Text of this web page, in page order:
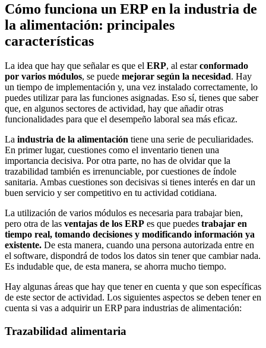
Cómo funciona un ERP en la industria de
la alimentación: principales
características
La idea que hay que señalar es que el ERP, al estarconformado
por varios módulos, se puede mejorar según la necesidad. Hay
un tiempo de implementación y, una vez instalado correctamente, lo
puedes utilizar para las funciones asignadas. Eso sí, tienes que saber
que, en algunos sectores de actividad, hay que añadir otras
funcionalidades para que el desempeño laboral sea más eficaz.
La industria de la alimentación tiene una serie de peculiaridades.
En primer lugar, cuestiones como el inventario tienen una
importancia decisiva. Por otra parte, no has de olvidar que la
trazabilidad también es irrenunciable, por cuestiones de índole
sanitaria. Ambas cuestiones son decisivas si tienes interés en dar un
buen servicio y ser competitivo en tu actividad cotidiana.
La utilización de varios módulos es necesaria para trabajar bien,
pero otra de las ventajas de los ERP es que puedes trabajar en
tiempo real, tomando decisiones y modificando información ya
existente. De esta manera, cuando una persona autorizada entre en
el software, dispondrá de todos los datos sin tener que cambiar nada.
Es indudable que, de esta manera, se ahorra mucho tiempo.
Hay algunas áreas que hay que tener en cuenta y que son específicas
de este sector de actividad. Los siguientes aspectos se deben tener en
cuenta si vas a adquirir un ERP para industrias de alimentación:
Trazabilidad alimentaria